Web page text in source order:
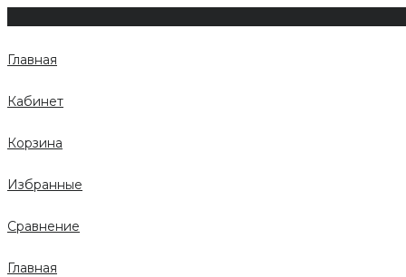
Главная
Кабинет
Корзина
Избранные
Сравнение
Главная